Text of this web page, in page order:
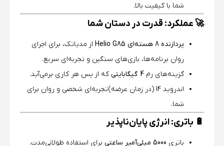
شما با کیفیت بالا.
🚀 عملکرد: قدرت در دستان شما
پردازنده 8 هسته‌ای Helio G85
از مدیاتک، برای اجرای
روان برنامه‌ها، بازی‌های سنگین و تجربه‌ای سریع.
گزینه‌های رم 4 گیگابایتی
که از پس هر کاری برمی‌آید.
اندروید 14 (در زمان عرضه) تجربه‌ای شخصی و روان برای
شما.
🔋 باتری: انرژی پایان‌ناپذیر
باتری 5000 میلی‌آمپر ساعتی
برای استفاده طولانی‌مدت.